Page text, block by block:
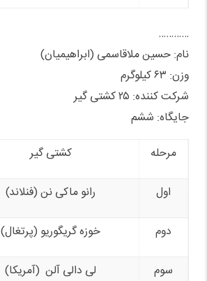
…………
نام: حسین ملاقاسمی (ابراهیمیان)
وزن: ۶۳ کیلوگرم
شرکت کننده: ۲۵ کشتی گیر
جایگاه: ششم
مرحله
کشتی گیر
اول رانو ماکی نن (فنلاند)
دوم خوزه گریگوریو (پرتغال)
سوم لی دالی آلن (آمریکا)